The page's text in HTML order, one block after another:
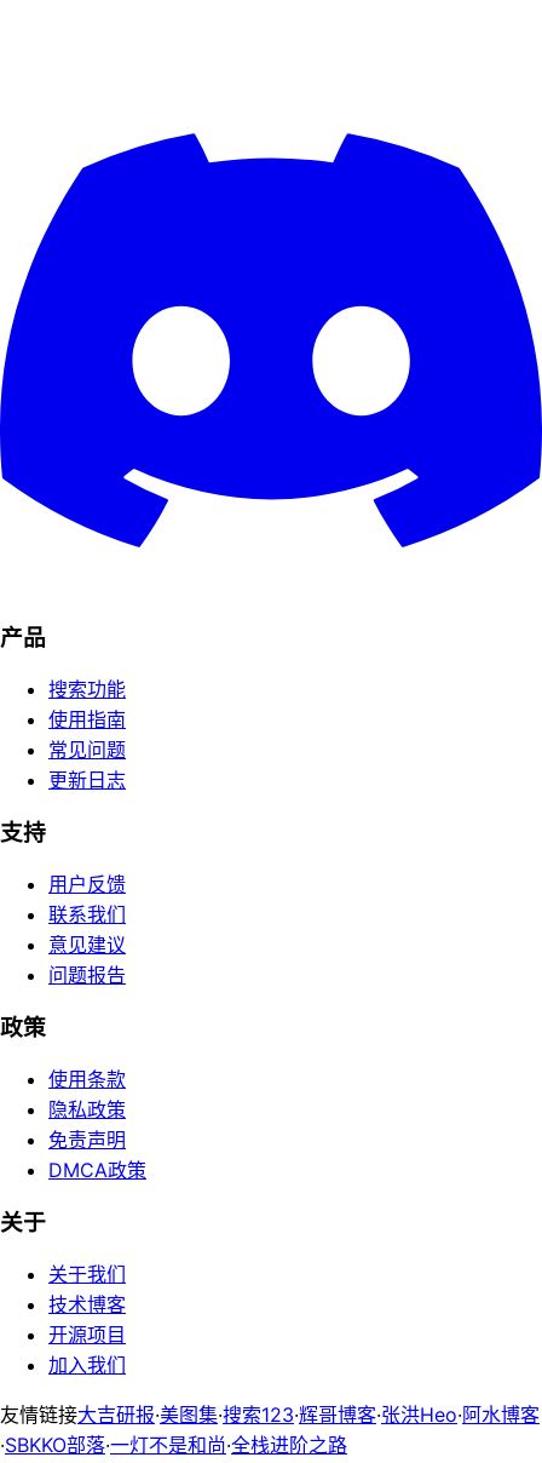
产品
搜索功能
使用指南
常见问题
更新日志
支持
用户反馈
联系我们
意见建议
问题报告
政策
使用条款
隐私政策
免责声明
DMCA政策
关于
关于我们
技术博客
开源项目
加入我们
友情链接大吉研报·美图集·搜索123·辉哥博客·张洪Heo·阿水博客
·SBKKO部落·一灯不是和尚·全栈进阶之路